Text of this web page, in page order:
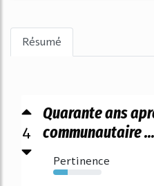
Résumé
4
Quarante ans
communautaire ...
Pertinence
30%